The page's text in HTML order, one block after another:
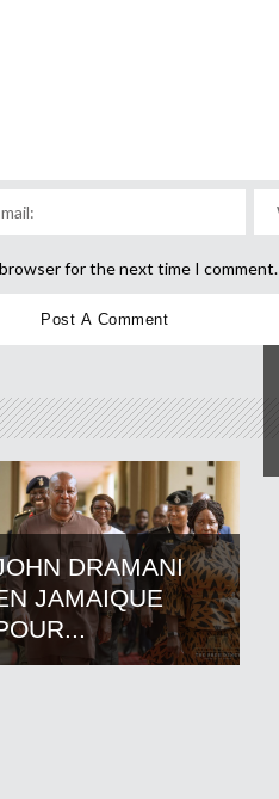
for the next time I comment.
DRAMANI
JAMAIQUE